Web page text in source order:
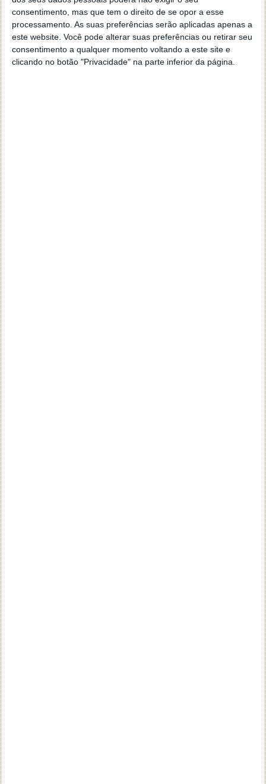
consentimento, mas que tem o direito de se opor a esse
processamento. As suas preferências serão aplicadas apenas a
este website. Você pode alterar suas preferências ou retirar seu
consentimento a qualquer momento voltando a este site e
clicando no botão "Privacidade" na parte inferior da página.
Acompanhe o Pplware no Google Notícias
Proponha uma correção, faça uma sugestão